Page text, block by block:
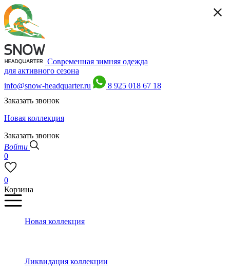
Современная зимняя одежда
для активного сезона
info@snow-headquarter.ru
8 925 018 67 18
Заказать звонок
Новая коллекция
Заказать звонок
Войти
0
0
Корзина
Новая коллекция
Ликвидация коллекции